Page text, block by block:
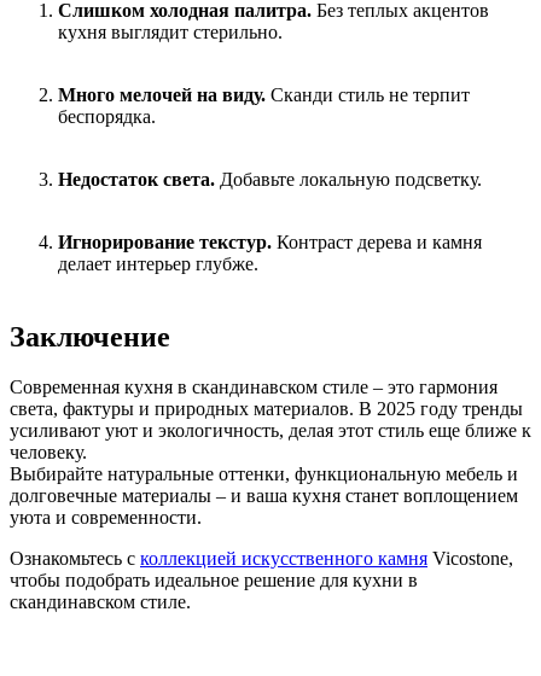
Слишком холодная палитра. Без теплых акцентов
кухня выглядит стерильно.
Много мелочей на виду. Сканди стиль не терпит
беспорядка.
Недостаток света. Добавьте локальную подсветку.
Игнорирование текстур. Контраст дерева и камня
делает интерьер глубже.
Заключение
Современная кухня в скандинавском стиле – это гармония
света, фактуры и природных материалов. В 2025 году тренды
усиливают уют и экологичность, делая этот стиль еще ближе к
человеку.
Выбирайте натуральные оттенки, функциональную мебель и
долговечные материалы – и ваша кухня станет воплощением
уюта и современности.
Ознакомьтесь с коллекцией искусственного камня Vicostone,
чтобы подобрать идеальное решение для кухни в
скандинавском стиле.